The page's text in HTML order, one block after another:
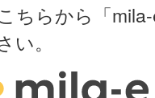
ちらから「
。